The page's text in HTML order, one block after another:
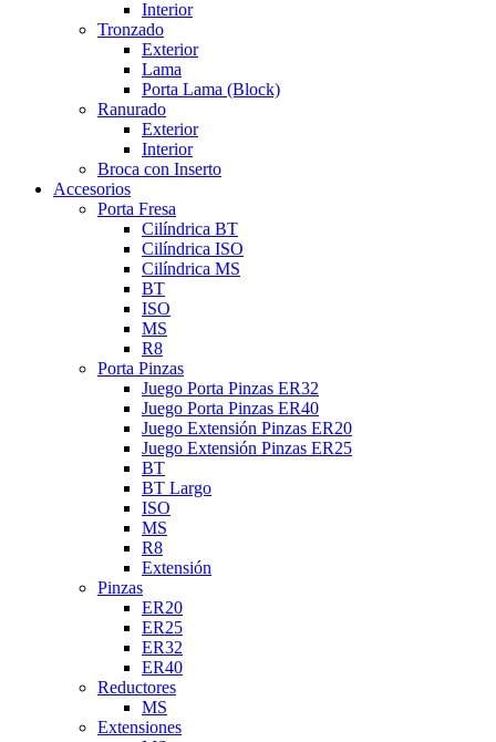
Interior
Tronzado
Exterior
Lama
Porta Lama (Block)
Ranurado
Exterior
Interior
Broca con Inserto
Accesorios
Porta Fresa
Cilíndrica BT
Cilíndrica ISO
Cilíndrica MS
BT
ISO
MS
R8
Porta Pinzas
Juego Porta Pinzas ER32
Juego Porta Pinzas ER40
Juego Extensión Pinzas ER20
Juego Extensión Pinzas ER25
BT
BT Largo
ISO
MS
R8
Extensión
Pinzas
ER20
ER25
ER32
ER40
Reductores
MS
Extensiones